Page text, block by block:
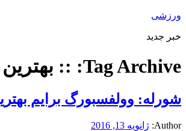
ورزشی
خبر جدید
Tag Archive: :: بهترین
شورله: وولفسبورگ برایم
Author: ژانویه 13, 2016